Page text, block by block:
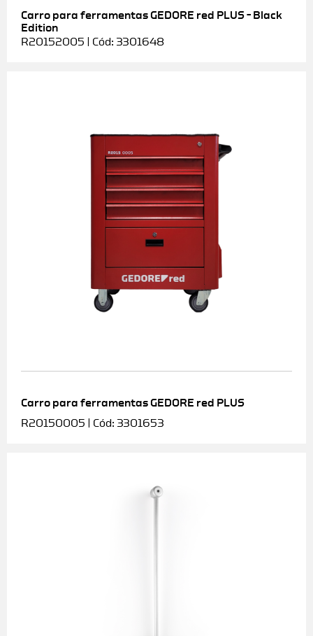
Carro para ferramentas GEDORE red PLUS – Black
Edition
R20152005 | Cód: 3301648
Carro para ferramentas GEDORE red PLUS
R20150005 | Cód: 3301653